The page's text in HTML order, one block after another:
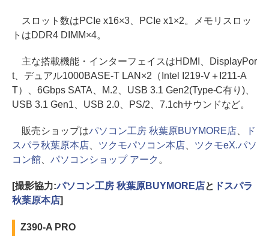
スロット数はPCIe x16×3、PCIe x1×2。メモリスロッ
トはDDR4 DIMM×4。
主な搭載機能・インターフェイスはHDMI、DisplayPor
t、デュアル1000BASE-T LAN×2（Intel I219-V＋I211-A
T）、6Gbps SATA、M.2、USB 3.1 Gen2(Type-C有り)、
USB 3.1 Gen1、USB 2.0、PS/2、7.1chサウンドなど。
販売ショップはパソコン工房 秋葉原BUYMORE店、
ド
スパラ秋葉原本店、 ツクモパソコン本店、 ツクモeX.パソ
コン館、 パソコンショップ アーク 。
[撮影協力:パソコン工房 秋葉原BUYMORE店と ドスパラ
秋葉原本店]
Z390-A PRO